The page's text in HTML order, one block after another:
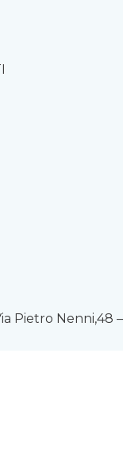
Pietro Nenni,48